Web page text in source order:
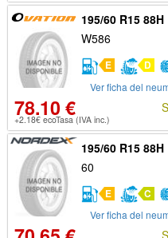
195/60 R15 88H
W586
E D
Ver ficha del
78.10 €
+2.18€ ecoTasa (IVA inc.)
195/60 R15 88H
60
E C
Ver ficha del